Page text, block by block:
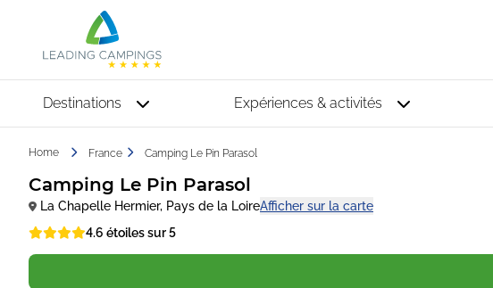
Destinations Expériences & activités
Home France Camping Le Pin Parasol
Camping Le Pin Parasol
La Chapelle Hermier, Pays de la LoireAfficher sur la carte
4.6 étoiles sur 5